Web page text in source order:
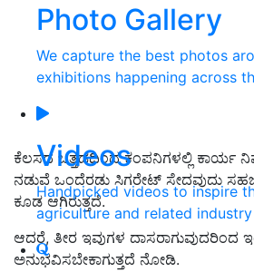
Photo Gallery
We capture the best photos
exhibitions happening across
Videos
Handpicked videos to inspire
agriculture and related industry
ಕೆಲಸದ ಒತ್ತಡದಿಂದ ಕಂಪನಿಗಳಲ್ಲಿ ಕಾರ್ಯ
ನಡುವೆ ಒಂದೆರಡು ಸಿಗರೇಟ್‌ ಸೇದವುದು
ಕೂಡ ಆಗಿರುತ್ತದೆ.
ಆದರೆ, ತೀರ ಇವುಗಳ ದಾಸರಾಗುವುದರಿಂದ
ಅನುಭವಿಸಬೇಕಾಗುತ್ತದೆ ನೋಡಿ.